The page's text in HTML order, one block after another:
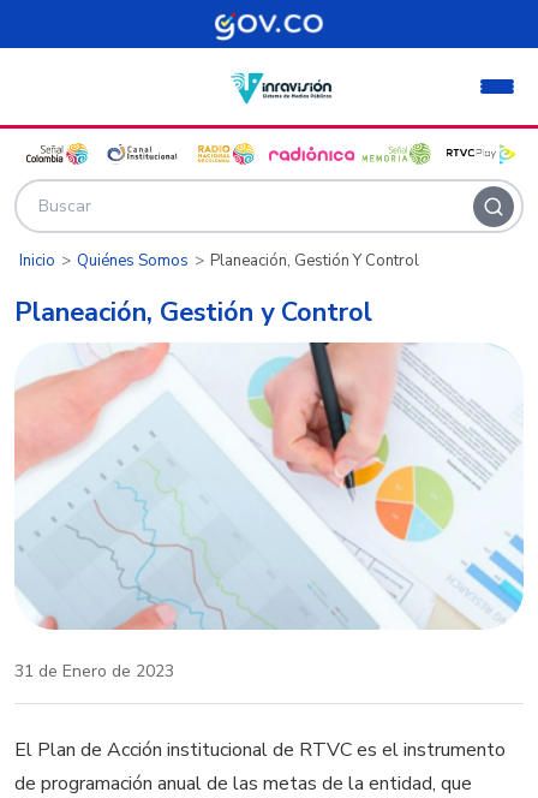
Pasar al contenido principal
Inicio Quiénes Somos Planeación, Gestión Y Control
Planeación, Gestión y Control
31 de Enero de 2023
El Plan de Acción institucional de RTVC es el instrumento
de programación anual de las metas de la entidad, que